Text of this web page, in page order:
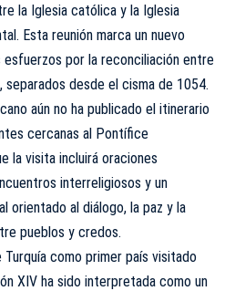
la Iglesia católica y la Iglesia
Esta reunión marca un nuevo
esfuerzos por la reconciliación entre
separados desde el cisma de 1054.
aún no ha publicado el itinerario
cercanas al Pontífice
la visita incluirá oraciones
interreligiosos y un
orientado al diálogo, la paz y la
pueblos y credos.
Turquía como primer país visitado
XIV ha sido interpretada como un